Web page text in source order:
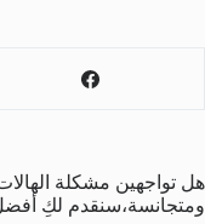
هل تواجهين مشكلة الهالات
ومتجانسة،سنقدم لكِ